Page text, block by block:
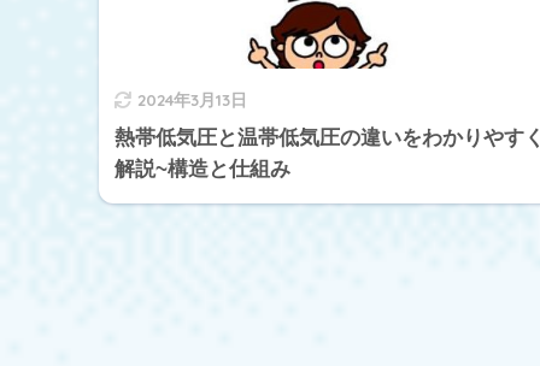
2024年3月13日
熱帯低気圧と温帯低気圧の違いをわかりやす
解説~構造と仕組み